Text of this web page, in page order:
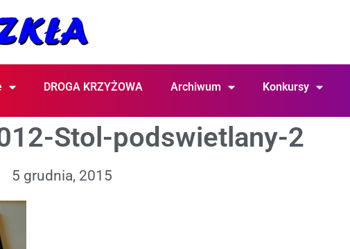
DROGA KRZYŻOWA Archiwum Konkursy
Stol-podswietlany-2
5 grudnia, 2015